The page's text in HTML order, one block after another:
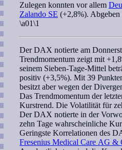
Zulegen konnten vor allem
Zalando SE (+2,8%). Abgeben
\a01\1
DerDAX notierte am
Trendmomentum zeigt mit
seinem Sieben-Tage-Mittel
positiv (+3,5%). Mit 39
besitzt aber wegen der
Das Trendmomentum der
Kurstrend. Die Volatilität für
DerDAX notierte in der
zehn Tage wahrscheinliche
Geringste Korrelationen des
Fresenius Medical Care AG &